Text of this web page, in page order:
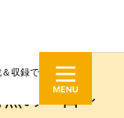
収録で
店ガチ実
の一日～